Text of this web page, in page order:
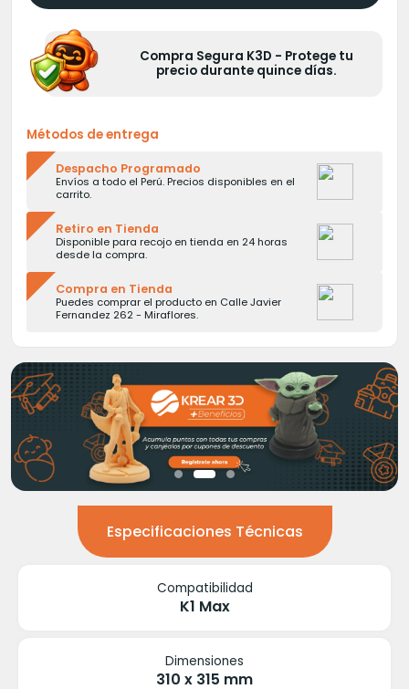
Compra Segura K3D - Protege tu
precio durante quince días.
Métodos de entrega
Despacho Programado
Envíos a todo el Perú. Precios disponibles en el
carrito.
Retiro en Tienda
Disponible para recojo en tienda en 24 horas
desde la compra.
Compra en Tienda
Puedes comprar el producto en Calle Javier
Fernandez 262 - Miraflores.
Especificaciones Técnicas
Compatibilidad
K1 Max
Dimensiones
310 x 315 mm